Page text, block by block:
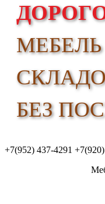
БЕЗ
+7(952) 437-4291